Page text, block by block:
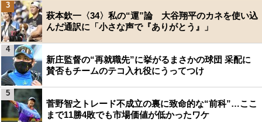
萩本欽一〈34〉私の“運”論 大谷翔平のカネを使い込
んだ通訳に「小さな声で『ありがとう』」
3
新庄監督の“再就職先”に挙がるまさかの球団 采配に
賛否もチームのテコ入れ役にうってつけ
4
菅野智之トレード不成立の裏に致命的な“前科”…ここ
まで11勝4敗でも市場価値が低かったワケ
5